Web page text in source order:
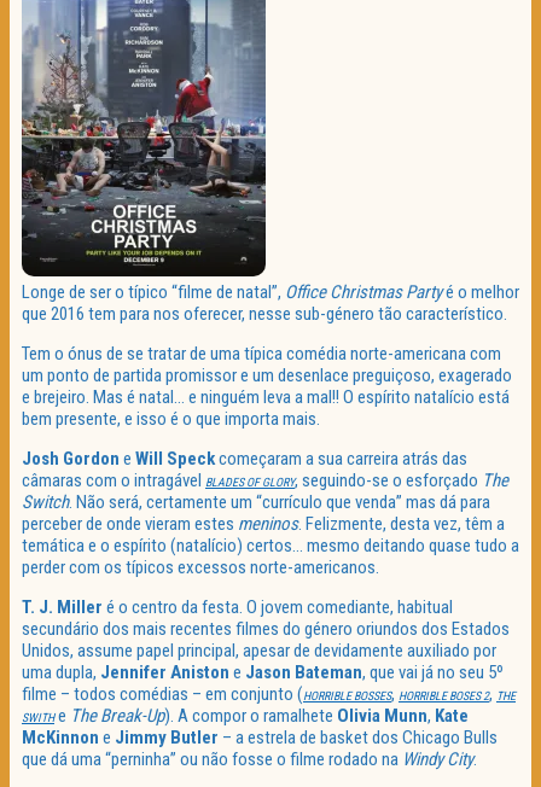
Longe de ser o típico “filme de natal”, Office Christmas Partyé o melhor
que 2016 tem para nos oferecer, nesse sub-género tão característico.
Tem o ónus de se tratar de uma típica comédia norte-americana com
um ponto de partida promissor e um desenlace preguiçoso, exagerado
e brejeiro. Mas é natal… e ninguém leva a mal!! O espírito natalício está
bem presente, e isso é o que importa mais.
Josh Gordon e Will Speckcomeçaram a sua carreira atrás das
câmaras com o intragável BLADES OF GLORY, seguindo-se o esforçado The
Switch. Não será, certamente um “currículo que venda” mas dá para
perceber de onde vieram estes meninos. Felizmente, desta vez, têm a
temática e o espírito (natalício) certos… mesmo deitando quase tudo a
perder com os típicos excessos norte-americanos.
T. J. Miller é o centro da festa. O jovem comediante, habitual
secundário dos mais recentes filmes do género oriundos dos Estados
Unidos, assume papel principal, apesar de devidamente auxiliado por
uma dupla, Jennifer Aniston e Jason Bateman, que vai já no seu 5º
filme – todos comédias – em conjunto (HORRIBLE BOSSES, HORRIBLE BOSES 2, THE
SWITHe The Break-Up). A compor o ramalhete Olivia Munn, Kate
McKinnon e Jimmy Butler – a estrela de basket dos Chicago Bulls
que dá uma “perninha” ou não fosse o filme rodado na Windy City.